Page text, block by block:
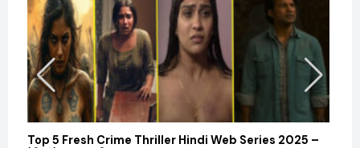
Top 5 Fresh Crime Thriller Hindi Web Series 2025 –